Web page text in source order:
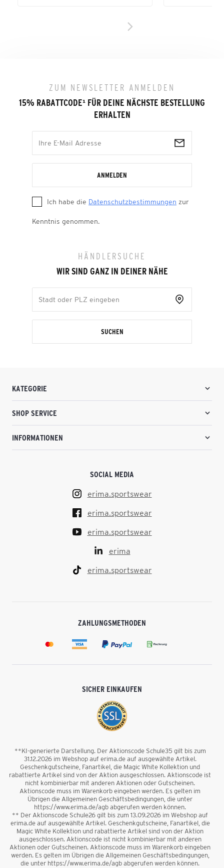
ZUM NEWSLETTER ANMELDEN
15% RABATTCODE¹ FÜR DEINE NÄCHSTE BESTELLUNG
ERHALTEN
ANMELDEN
Ich habe die Datenschutzbestimmungen zur
Kenntnis genommen.
HÄNDLERSUCHE
WIR SIND GANZ IN DEINER NÄHE
SUCHEN
KATEGORIE
SHOP SERVICE
INFORMATIONEN
SOCIAL MEDIA
erima.sportswear
erima.sportswear
erima.sportswear
erima
erima.sportswear
ZAHLUNGSMETHODEN
SICHER EINKAUFEN
**KI-generierte Darstellung. Der Aktionscode Schule35 gilt bis zum
31.12.2026 im Webshop auf erima.de auf ausgewählte Artikel.
Geschenkgutscheine, Fanartikel, die Magic White Kollektion und
rabattierte Artikel sind von der Aktion ausgeschlossen. Aktionscode ist
nicht kombinierbar mit anderen Aktionen oder Gutscheinen.
Aktionscode muss im Warenkorb eingeben werden. Es gelten im
Übrigen die Allgemeinen Geschäftsbedingungen, die unter
https://www.erima.de/agb abgerufen werden können.
** Der Aktionscode Schule26 gilt bis zum 13.09.2026 im Webshop auf
erima.de auf ausgewählte Artikel. Geschenkgutscheine, Fanartikel, die
Magic White Kollektion und rabattierte Artikel sind von der Aktion
ausgeschlossen. Aktionscode ist nicht kombinierbar mit anderen
Aktionen oder Gutscheinen. Aktionscode muss im Warenkorb eingeben
werden. Es gelten im Übrigen die Allgemeinen Geschäftsbedingungen,
die unter https://www.erima.de/agb abgerufen werden können.